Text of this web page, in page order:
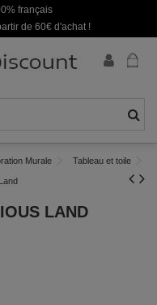
français
de 60€ d'achat !
Murale Tableau et toile
LAND